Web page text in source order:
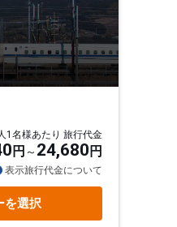
1名様あたり 旅行代金
円 24,680 円
表示旅行代金について
を選択